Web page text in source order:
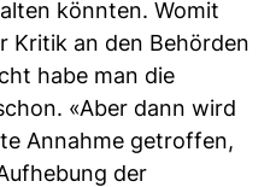
könnten. Womit
Kritik an den Behörden
habe man die
«Aber dann wird
Annahme getroffen,
der